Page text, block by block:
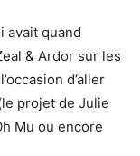
avait quand
& Ardor sur les
d’aller
projet de Julie
Mu ou encore